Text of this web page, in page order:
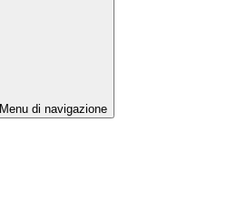
Menu di navigazione